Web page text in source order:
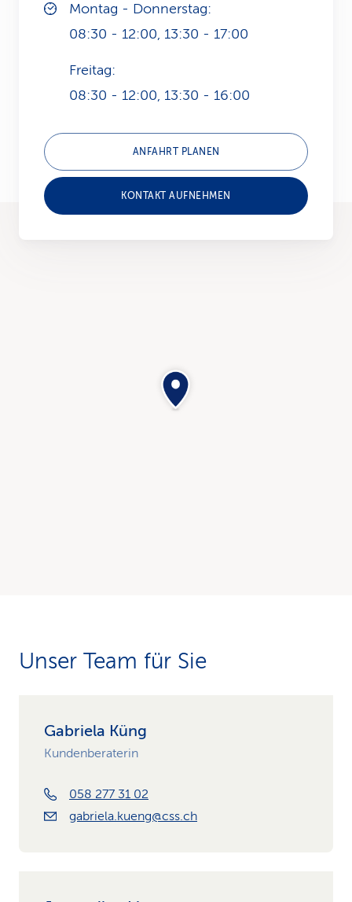
Montag - Donnerstag:
08:30 - 12:00, 13:30 - 17:00
Freitag:
08:30 - 12:00, 13:30 - 16:00
ANFAHRT PLANEN
KONTAKT AUFNEHMEN
Unser Team für Sie
Gabriela Küng
Kundenberaterin
058 277 31 02
gabriela.kueng@css.ch